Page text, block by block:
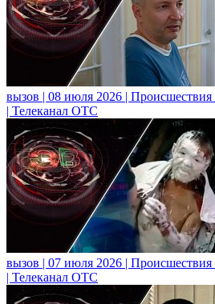
вызов | 08 июля 2026 | Происшествия
| Телеканал ОТС
вызов | 07 июля 2026 | Происшествия
| Телеканал ОТС